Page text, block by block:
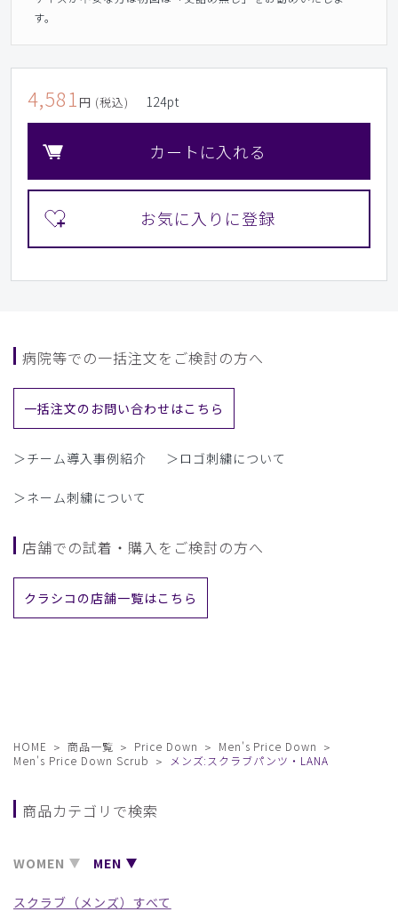
す。
4,581 円 (税込) 124pt
カートに入れる
病院等での一括注文をご検討の方へ
一括注文のお問い合わせはこちら
＞チーム導入事例紹介 ＞ロゴ刺繍について
＞ネーム刺繍について
店舗での試着・購入をご検討の方へ
クラシコの店舗一覧はこちら
HOME 商品一覧 Price Down
Men's Price Down
Men's Price Down Scrub
メンズ:スクラブパンツ・LANA
商品カテゴリで検索
WOMEN MEN
スクラブ（メンズ）すべて